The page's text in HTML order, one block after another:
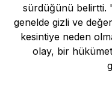
sürdüğünü belirtti.
genelde gizli ve
kesintiye neden
olay, bir